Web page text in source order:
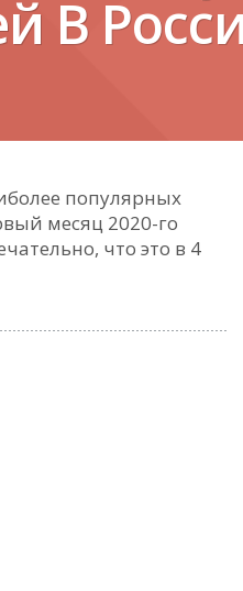
В
популярных
месяц 2020-го
что это в 4